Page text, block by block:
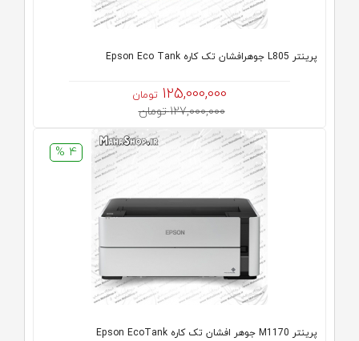
پرینتر L805 جوهرافشان تک کاره Epson Eco Tank
125,000,000 تومان
127,000,000 تومان
4 %
پرینتر M1170 جوهر افشان تک کاره Epson EcoTank